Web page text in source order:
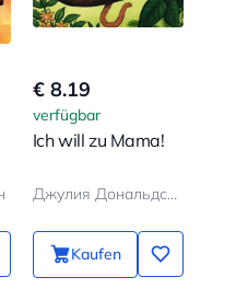
€ 8.19
verfügbar
Ich will zu Mama!
Джулия Дональдсон, Аксель Шеффлер
Kaufen